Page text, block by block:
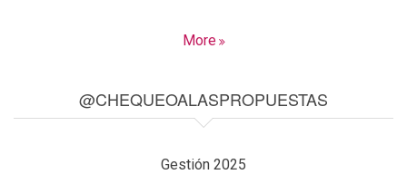
More
@CHEQUEOALASPROPUESTAS
Gestión 2025